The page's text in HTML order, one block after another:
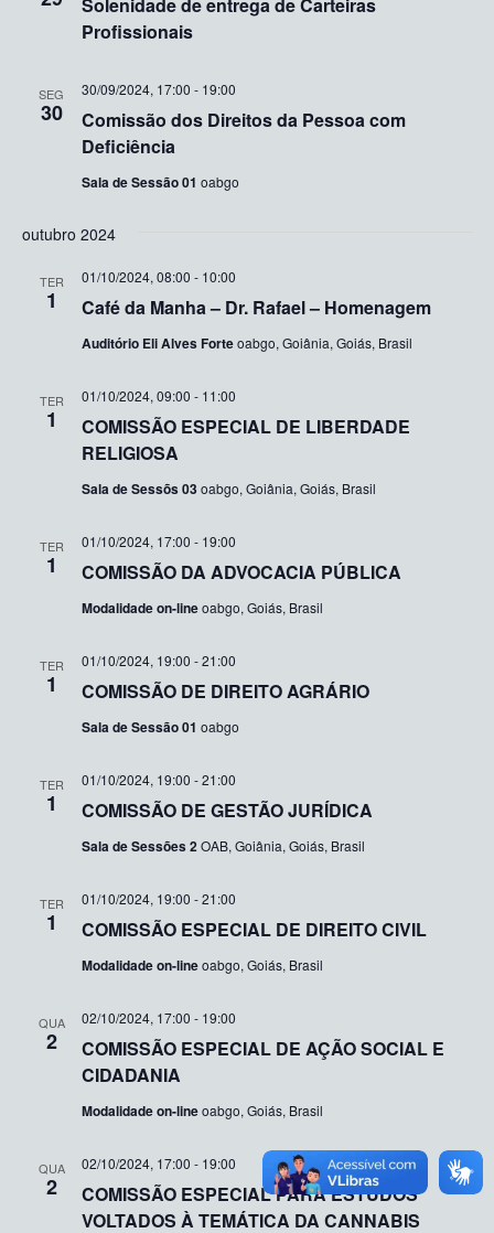
Profissionais
SEG
30
Comissão dos Direitos da Pessoa com
Deficiência
30/09/2024, 17:00 - 19:00
Sala de Sessão 01 oabgo
outubro 2024
TER
1 Café da Manha – Dr. Rafael – Homenagem
01/10/2024, 08:00 - 10:00
Auditório Eli Alves Forteoabgo, Goiânia, Goiás, Brasil
TER
1
COMISSÃO ESPECIAL DE LIBERDADE
RELIGIOSA
01/10/2024, 09:00 - 11:00
Sala de Sessõs 03oabgo, Goiânia, Goiás, Brasil
TER
1 COMISSÃO DA ADVOCACIA PÚBLICA
01/10/2024, 17:00 - 19:00
Modalidade on-lineoabgo, Goiás, Brasil
TER
1 COMISSÃO DE DIREITO AGRÁRIO
01/10/2024, 19:00 -21:00
Sala de Sessão 01 oabgo
TER
1 COMISSÃO DE GESTÃO JURÍDICA
01/10/2024, 19:00 -21:00
Sala de Sessões 2OAB, Goiânia, Goiás, Brasil
TER
1 COMISSÃO ESPECIAL DE DIREITO CIVIL
01/10/2024, 19:00 -21:00
Modalidade on-lineoabgo, Goiás, Brasil
QUA
2
COMISSÃO ESPECIAL DE AÇÃO SOCIAL E
CIDADANIA
02/10/2024, 17:00 - 19:00
Modalidade on-lineoabgo, Goiás, Brasil
QUA
2
COMISSÃO ESPECIAL PARA ESTUDOS
VOLTADOS À TEMÁTICA DA CANNABIS
02/10/2024, 17:00 - 19:00